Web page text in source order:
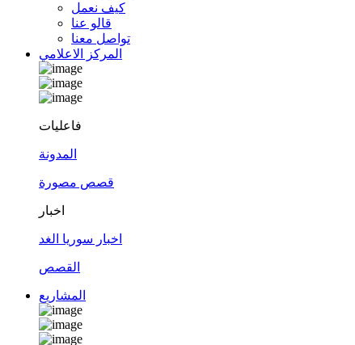
كيف نعمل
قالو عنا
تواصل معنا
المركز الاعلامي
فاعليات
المدونة
قصص مصورة
اخبار
اخبار سوريا الغد
القصص
المشاريع